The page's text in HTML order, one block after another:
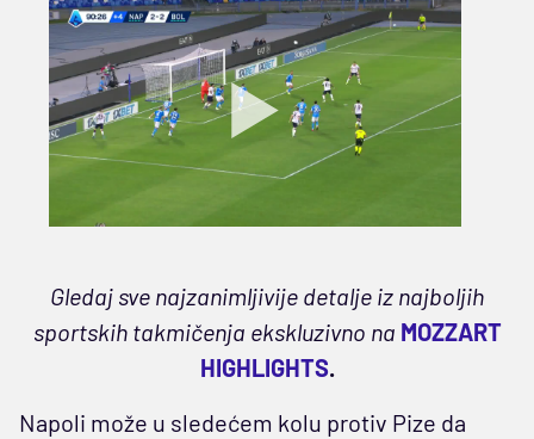
Gledaj sve najzanimljivije detalje iz najboljih
sportskih takmičenja ekskluzivno na MOZZART
HIGHLIGHTS.
Napoli može u sledećem kolu protiv Pize da